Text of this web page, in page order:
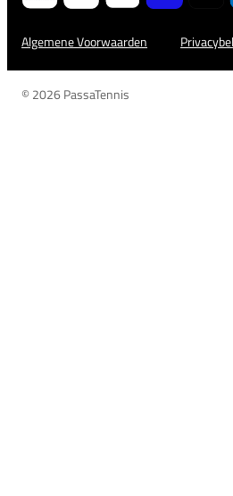
Algemene Voorwaarden
© 2026 PassaTennis